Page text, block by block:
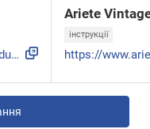
https://www.ariete.net/en/script/product-sheet/id/spremiagr...
Ariete
інструкції